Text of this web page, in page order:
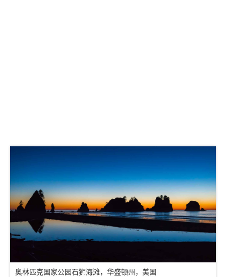
奥林匹克国家公园石狮海滩，华盛顿州，美国